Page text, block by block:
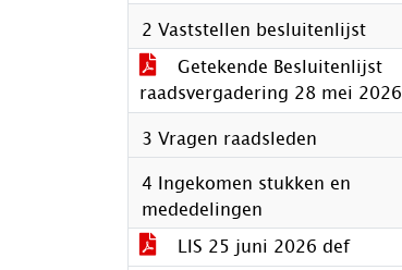
2 Vaststellen besluitenlijst
Getekende Besluitenlijst
raadsvergadering 28 mei 2026
3 Vragen raadsleden
4 Ingekomen stukken en
mededelingen
LIS 25 juni 2026 def